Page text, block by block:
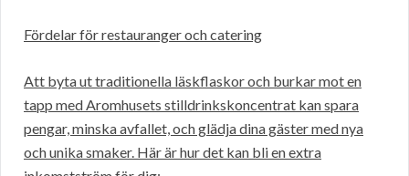
Fördelar för restauranger och catering
Att byta ut traditionella läskflaskor och burkar mot en
tapp med Aromhusets stilldrinkskoncentrat kan spara
pengar, minska avfallet, och glädja dina gäster med nya
och unika smaker. Här är hur det kan bli en extra